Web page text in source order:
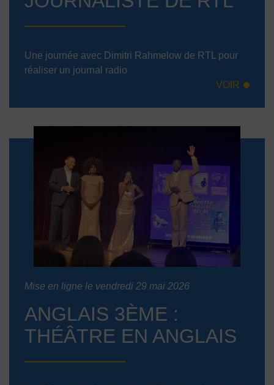
Une journée avec Dimitri Rahmelow de RTL pour
réaliser un journal radio
VOIR
Mise en ligne le vendredi 29 mai 2026
ANGLAIS 3ÈME :
THÉÂTRE EN ANGLAIS